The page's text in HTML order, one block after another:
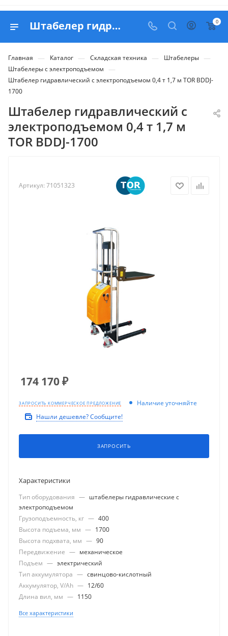
Штабелер гидравлический с электроподъемом 0,4 т 1,7 м TOR BDDJ-1700 - купить в Belapex 0
Главная — Каталог — Складская техника — Штабелеры —
Штабелеры с электроподъемом —
Штабелер гидравлический с электроподъемом 0,4 т 1,7 м TOR BDDJ-
1700
Штабелер гидравлический с
электроподъемом 0,4 т 1,7 м
TOR BDDJ-1700
Артикул: 71051323
174 170₽
ЗАПРОСИТЬ КОММЕРЧЕСКОЕ ПРЕДЛОЖЕНИЕ
Наличие уточняйте
Нашли дешевле? Сообщите!
ЗАПРОСИТЬ
Характеристики
Тип оборудования — штабелеры гидравлические с
электроподъемом
Грузоподъемность, кг — 400
Высота подъема, мм — 1700
Высота подхвата, мм — 90
Передвижение — механическое
Подъем — электрический
Тип аккумулятора — свинцово-кислотный
Аккумулятор, V/Ah — 12/60
Длина вил, мм — 1150
Все характеристики